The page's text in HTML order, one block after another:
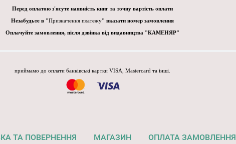
Перед оплатою з'ясуте наявність книг та точну вартість оплати
Незабудьте в "Призначення платежу" вказати номер замовлення
Оплачуйте замовлення, після дзвінка від видавництва "КАМЕНЯР"
приймамо до оплати банківські картки VISA, Mastercard та інші.
ТА ПОВЕРНЕННЯ МАГАЗИН ОПЛАТА ЗАМОВЛЕННЯ